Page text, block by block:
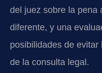
del juez sobre la pena
diferente, y una
posibilidades de
de la consulta legal.